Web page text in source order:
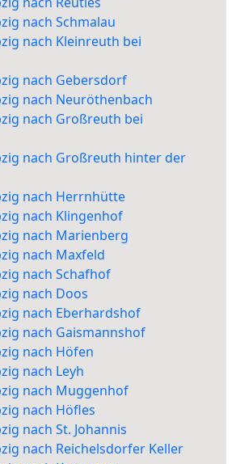
nach Schmalau
nach Kleinreuth bei
nach Gebersdorf
nach Neuröthenbach
nach Großreuth bei
nach Großreuth hinter der
nach Herrnhütte
nach Klingenhof
nach Marienberg
nach Maxfeld
nach Schafhof
nach Doos
nach Eberhardshof
nach Gaismannshof
nach Höfen
nach Leyh
nach Muggenhof
nach Höfles
nach St. Johannis
nach Reichelsdorfer Keller